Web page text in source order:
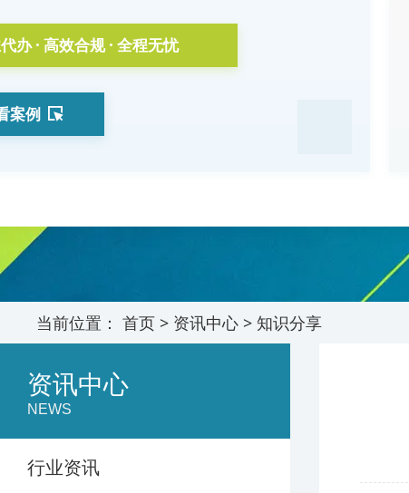
办 · 高效合规 · 全程无忧
案例
当前位置：首页 > 资讯中心 > 知识分享
资讯中心
NEWS
行业资讯